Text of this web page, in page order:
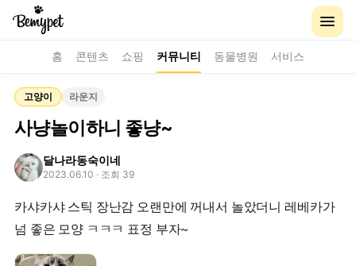
홈 콘텐츠 쇼핑 커뮤니티 동물병원 서비스
고양이 라운지
사냥놀이하니 좋냥~
달나라동숙이네
2023.06.10 · 조회 39
카샤카샤 스틱 장난감 오랜만에 꺼내서 놀았더니 레베카가
넘 좋은 모양 ㅋㅋㅋ 표정 부자~